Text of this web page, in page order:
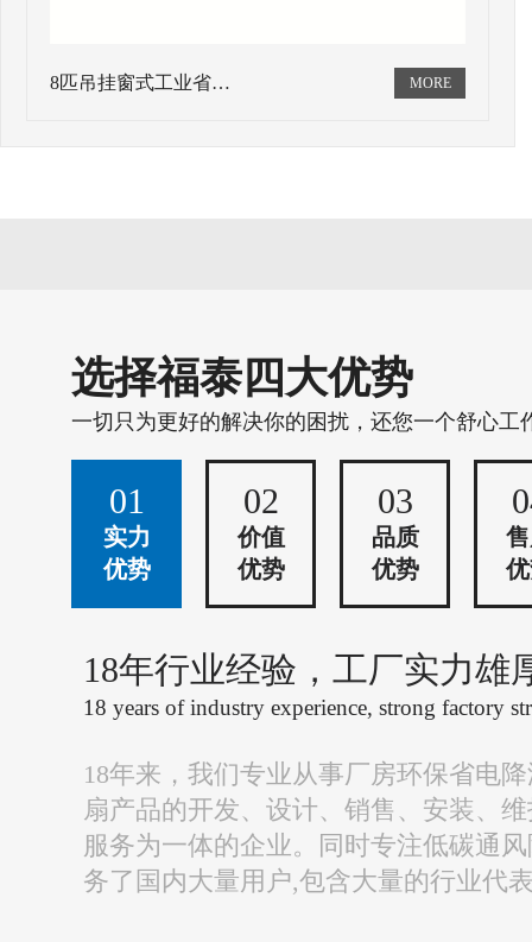
8匹吊挂窗式工业省…
选择福泰四大优势
一切只为更好的解决你的困扰，还您一个舒心工
01
实力
优势
02
价值
优势
03
品质
优势
18年行业经验，工厂实力雄
18 years of industry experience, strong factory
18年来，我们专业从事厂房环保省电
扇产品的开发、设计、销售、安装、
服务为一体的企业。同时专注低碳通
务了国内大量用户,包含大量的行业代